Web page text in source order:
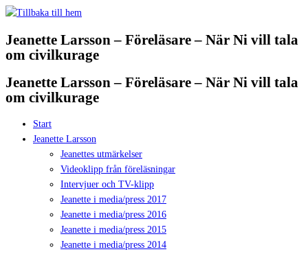
Hoppa
innehåll
Jeanette Larsson – Föreläsare – När Ni vill tala
om civilkurage
Jeanette Larsson – Föreläsare – När Ni vill tala
om civilkurage
Start
Jeanette Larsson
Jeanettes utmärkelser
Videoklipp från föreläsningar
Intervjuer och TV-klipp
Jeanette i media/press 2017
Jeanette i media/press 2016
Jeanette i media/press 2015
Jeanette i media/press 2014